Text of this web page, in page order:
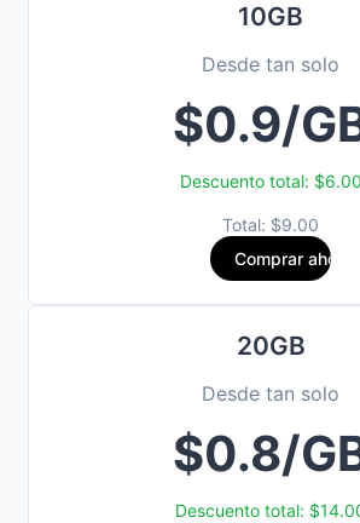
10GB
Desde tan solo
$0.9/
Descuento total: $6.00
Total: $9.00
Comprar ahora
20GB
Desde tan solo
$0.8/
Descuento total: